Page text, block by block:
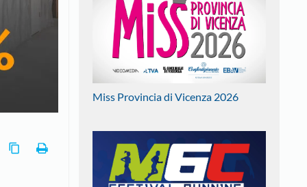
Miss Provincia di Vicenza 2026